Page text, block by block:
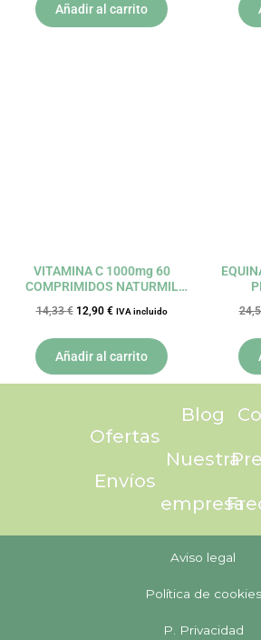
Añadir al carrito
VITAMINA C 1000mg 60
COMPRIMIDOS NATURMIL
14,33€ 12,90 € IVA incluido
Añadir al carrito
Ofertas
Envíos
Blog
Nuestra
empresa
Aviso legal
Política de cookies
P. Privacidad